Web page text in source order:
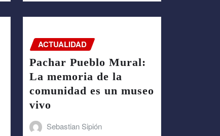
ACTUALIDAD
Pachar Pueblo Mural:
La memoria de la
comunidad es un museo
vivo
Sebastian Sipión